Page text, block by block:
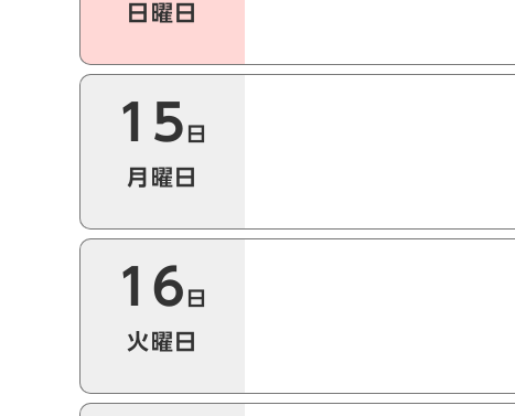
日曜日
15 日
月曜日
16 日
火曜日